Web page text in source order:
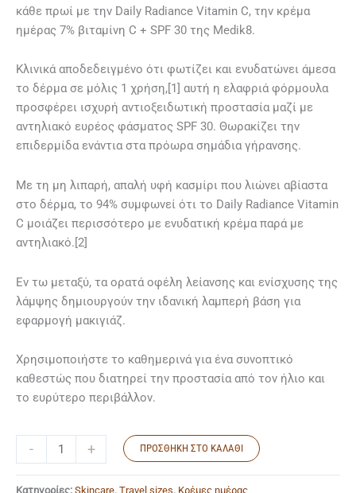
κάθε πρωί με την Daily Radiance Vitamin C, την κρέμα
ημέρας 7% βιταμίνη C + SPF 30 της Medik8.
Κλινικά αποδεδειγμένο ότι φωτίζει και ενυδατώνει άμεσα
το δέρμα σε μόλις 1 χρήση,[1] αυτή η ελαφριά φόρμουλα
προσφέρει ισχυρή αντιοξειδωτική προστασία μαζί με
αντηλιακό ευρέος φάσματος SPF 30. Θωρακίζει την
επιδερμίδα ενάντια στα πρόωρα σημάδια γήρανσης.
Με τη μη λιπαρή, απαλή υφή κασμίρι που λιώνει αβίαστα
στο δέρμα, το 94% συμφωνεί ότι το Daily Radiance Vitamin
C μοιάζει περισσότερο με ενυδατική κρέμα παρά με
αντηλιακό.[2]
Εν τω μεταξύ, τα ορατά οφέλη λείανσης και ενίσχυσης της
λάμψης δημιουργούν την ιδανική λαμπερή βάση για
εφαρμογή μακιγιάζ.
Χρησιμοποιήστε το καθημερινά για ένα συνοπτικό
καθεστώς που διατηρεί την προστασία από τον ήλιο και
το ευρύτερο περιβάλλον.
- + ΠΡΟΣΘΉΚΗ ΣΤΟ ΚΑΛΆΘΙ
Κατηγορίες: Skincare, Travel sizes, Κρέμες ημέρας